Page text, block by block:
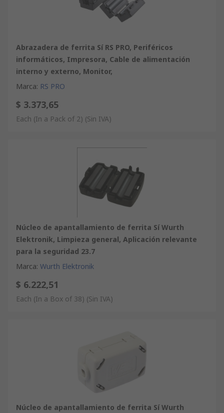
Abrazadera de ferrita Sí RS PRO, Periféricos
informáticos, Impresora, Cable de alimentación
interno y externo, Monitor,
Marca: RS PRO
$ 3.373,65
Each (In a Pack of 2) (Sin IVA)
Núcleo de apantallamiento de ferrita Sí Wurth
Elektronik, Limpieza general, Aplicación relevante
para la seguridad 23.7
Marca: Wurth Elektronik
$ 6.222,51
Each (In a Box of 38) (Sin IVA)
Núcleo de apantallamiento de ferrita Sí Wurth